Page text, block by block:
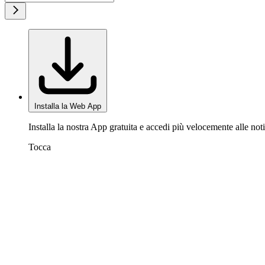
Installa la Web App
Installa la nostra App gratuita e accedi più velocemente alle
Tocca